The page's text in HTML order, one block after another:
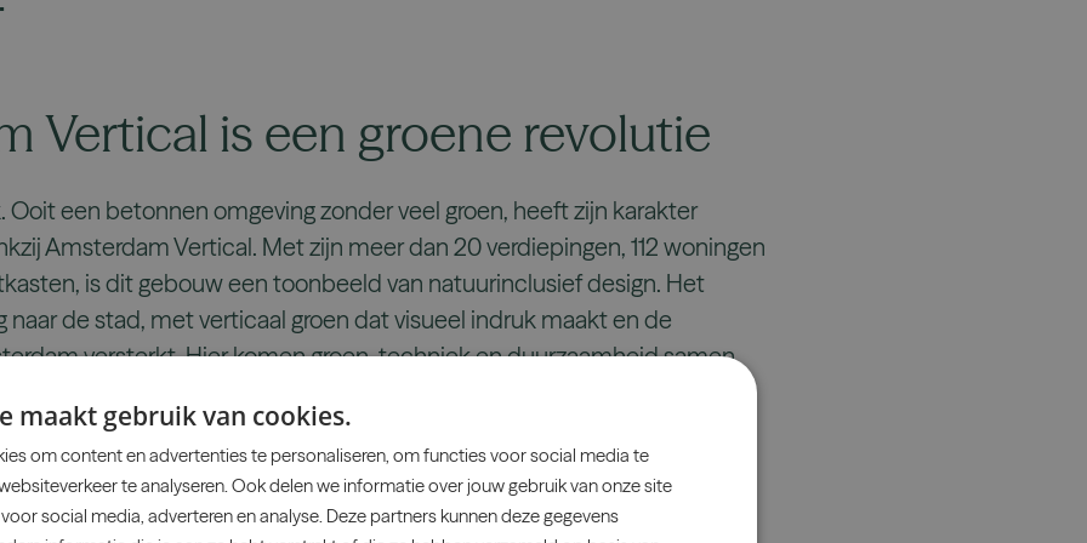
Vertical is een groene revolutie
een betonnen omgeving zonder veel groen, heeft zijn karakter
Amsterdam Vertical. Met zijn meer dan 20 verdiepingen, 112 woningen
is dit gebouw een toonbeeld van natuurinclusief design. Het
naar de stad, met verticaal groen dat visueel indruk maakt en de
versterkt. Hier komen groen, techniek en duurzaamheid samen
gebouw te creëren.
art waterbeheer voor
maakt gebruik van cookies.
om content en advertenties te personaliseren, om functies voor social media te
te analyseren. Ook delen we informatie over jouw gebruik van onze site
social media, adverteren en analyse. Deze partners kunnen deze gegevens